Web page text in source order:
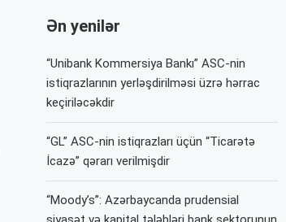
Ən yenilər
“Unibank Kommersiya Bankı” ASC-nin
istiqrazlarının yerləşdirilməsi üzrə hərrac
keçiriləcəkdir
“GL” ASC-nin istiqrazları üçün “Ticarətə
İcazə” qərarı verilmişdir
“Moody’s”: Azərbaycanda prudensial